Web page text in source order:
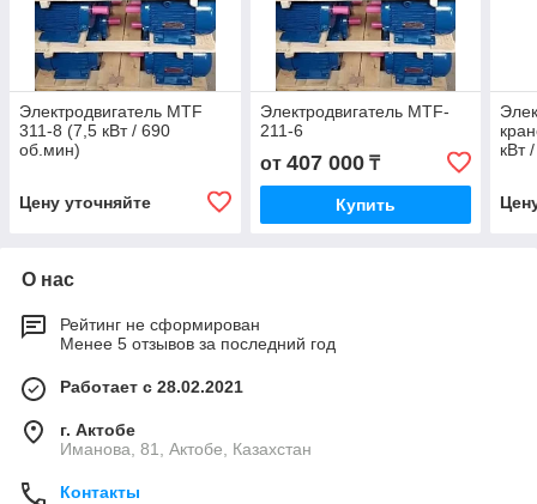
Электродвигатель MTF
311-8 (7,5 кВт / 690
об.мин)
Цену уточняйте
Электродвигатель MTF-
211-6
от 407 000₸
Купить
кВт
О нас
Рейтинг не сформирован
Менее 5 отзывов за последний год
Работает с 28.02.2021
г. Актобе
Иманова, 81, Актобе, Казахстан
Контакты